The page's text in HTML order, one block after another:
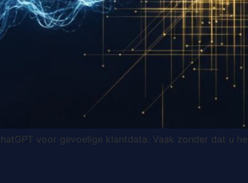
voor gevoelige klantdata. Vaak zonder dat u